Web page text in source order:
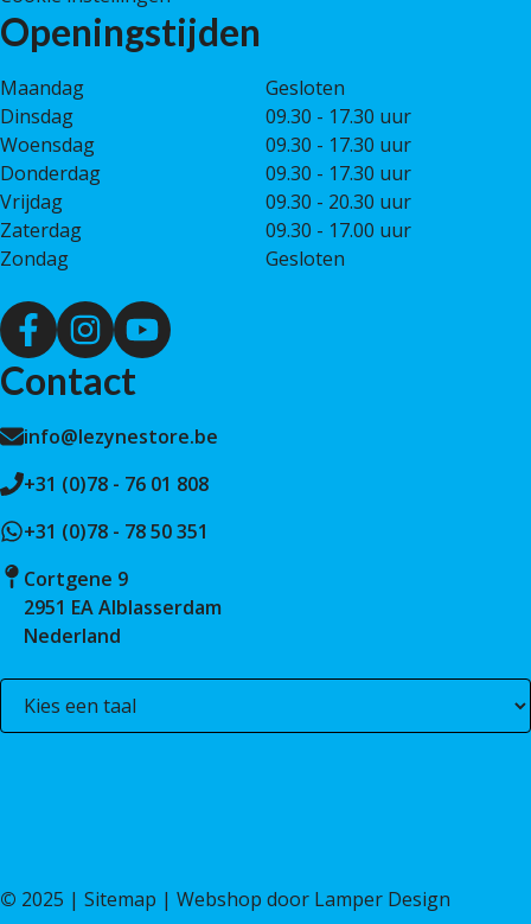
Openingstijden
Maandag
Gesloten
Dinsdag
09.30 - 17.30 uur
Woensdag
09.30 - 17.30 uur
Donderdag
09.30 - 17.30 uur
Vrijdag
09.30 - 20.30 uur
Zaterdag
09.30 - 17.00 uur
Zondag
Gesloten
Contact
info@lezynestore.be
+31 (0)78 - 76 01 808
+31 (0)78 - 78 50 351
Cortgene 9
2951 EA Alblasserdam
Nederland
© 2025 | Sitemap | Webshop door Lamper Design